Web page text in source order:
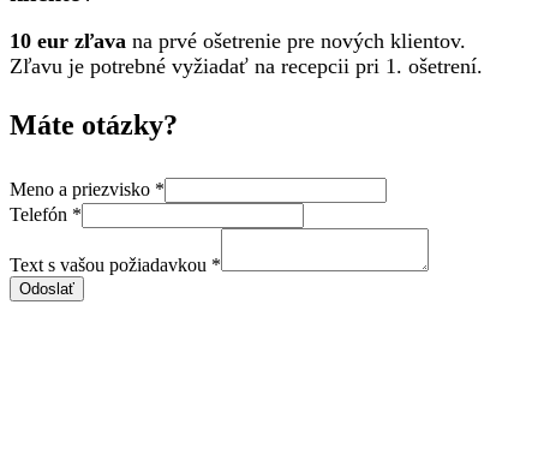
10 eur zľava na prvé ošetrenie pre nových klientov.
Zľavu je potrebné vyžiadať na recepcii pri 1. ošetrení.
Máte otázky?
a
Text
Meno a priezvisko *
Telefón *
Text s vašou požiadavkou *
Odoslať